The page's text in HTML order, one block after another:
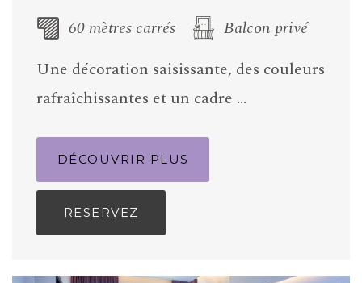
60 mètres carrés
Balcon privé
Une décoration saisissante, des couleurs
rafraîchissantes et un cadre …
DÉCOUVRIR PLUS
RESERVEZ